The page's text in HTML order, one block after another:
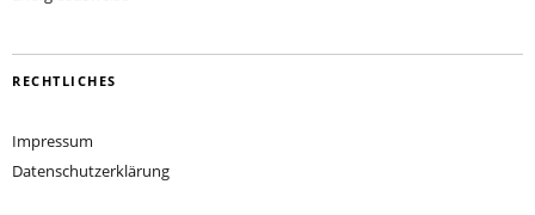
RECHTLICHES
Impressum
Datenschutzerklärung